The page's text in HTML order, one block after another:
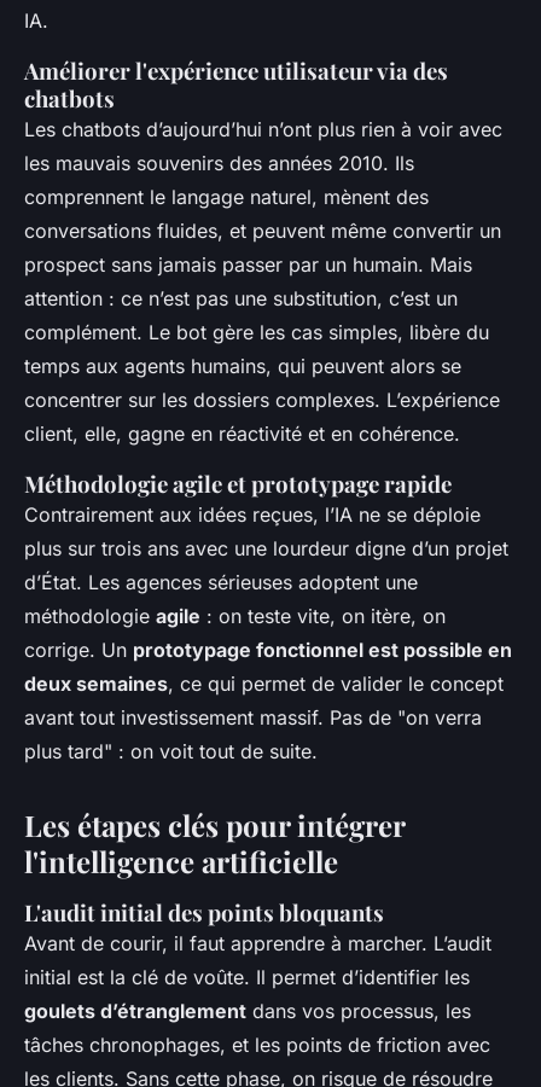
IA.
Améliorer l'expérience utilisateur via des
chatbots
Les chatbots d’aujourd’hui n’ont plus rien à voir avec
les mauvais souvenirs des années 2010. Ils
comprennent le langage naturel, mènent des
conversations fluides, et peuvent même convertir un
prospect sans jamais passer par un humain. Mais
attention : ce n’est pas une substitution, c’est un
complément. Le bot gère les cas simples, libère du
temps aux agents humains, qui peuvent alors se
concentrer sur les dossiers complexes. L’expérience
client, elle, gagne en réactivité et en cohérence.
Méthodologie agile et prototypage rapide
Contrairement aux idées reçues, l’IA ne se déploie
plus sur trois ans avec une lourdeur digne d’un projet
d’État. Les agences sérieuses adoptent une
méthodologie agile : on teste vite, on itère, on
corrige. Un prototypage fonctionnel est possible en
deux semaines, ce qui permet de valider le concept
avant tout investissement massif. Pas de "on verra
plus tard" : on voit tout de suite.
Les étapes clés pour intégrer
l'intelligence artificielle
L'audit initial des points bloquants
Avant de courir, il faut apprendre à marcher. L’audit
initial est la clé de voûte. Il permet d’identifier les
goulets d’étranglement dans vos processus, les
tâches chronophages, et les points de friction avec
les clients. Sans cette phase, on risque de résoudre